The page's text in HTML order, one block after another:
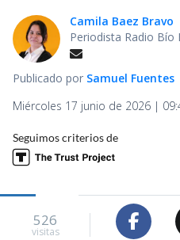
Camila Baez Bravo
Periodista Radio Bío
Publicado por Samuel Fuentes
Miércoles 17 junio de 2026 |
Seguimos criterios de
526
visitas